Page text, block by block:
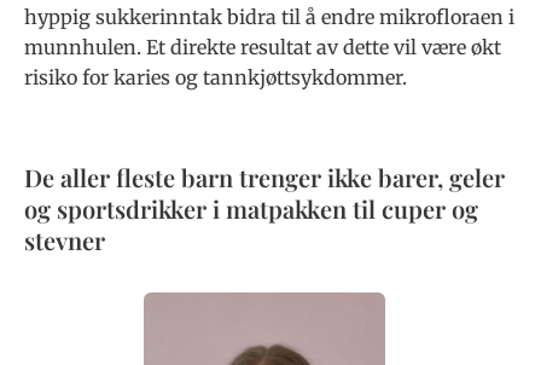
hyppig sukkerinntak bidra til å endre mikrofloraen i
munnhulen. Et direkte resultat av dette vil være økt
risiko for karies og tannkjøttsykdommer.
De aller fleste barn trenger ikke barer, geler
og sportsdrikker i matpakken til cuper og
stevner